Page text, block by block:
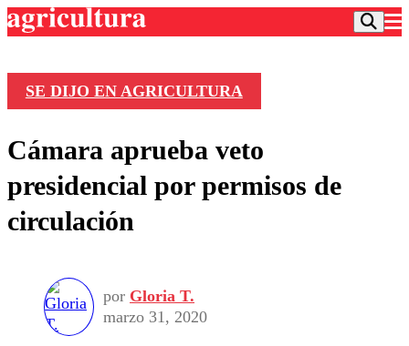
Frecuencias
Agricultura TV
Deportes
Colo Colo
Seleccion Chilena
Torneo Internacional
Entretención
Economía
Internacional
Publicaciones en medios
Opinión
SE DIJO EN AGRICULTURA
Cámara aprueba veto
presidencial por permisos de
circulación
por Gloria T.
marzo 31, 2020